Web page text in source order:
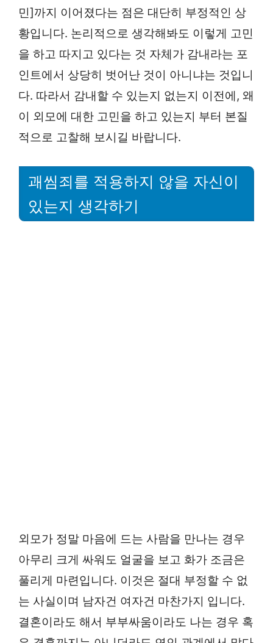
민]까지 이어졌다는 점은 대단히 부정적인 상
황입니다. 논리적으로 생각해봐도 이렇게 고민
을 하고 따지고 있다는 것 자체가 감내라는 포
인트에서 상당히 벗어난 것이 아니냐는 것입니
다. 따라서 감내할 수 있는지 없는지 이전에, 왜
이 외모에 대한 고민을 하고 있는지 부터 본질
적으로 고찰해 보시길 바랍니다.
괘씸죄를 적용하지 않을 자신이
있는지 생각하기
외모가 정말 마음에 드는 사람을 만나는 경우
아무리 크게 싸워도 얼굴을 보고 화가 조금은
풀리게 마련입니다. 이것은 절대 부정할 수 없
는 사실이며 남자건 여자건 마찬가지 입니다.
결혼이라도 해서 부부싸움이라도 나는 경우 혹